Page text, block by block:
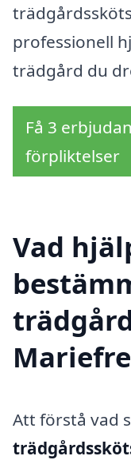
professionell
trädgård du
Få 3
förpliktelser
Vad
Att förstå vad